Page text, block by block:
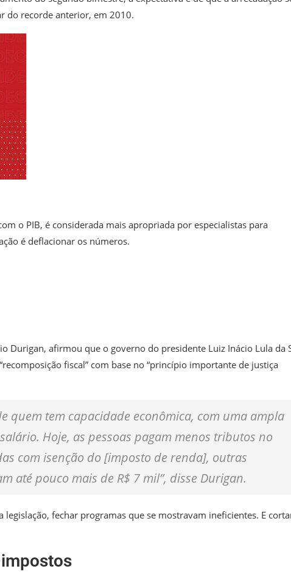
do recorde anterior, em 2010.
o PIB, é considerada mais apropriada por especialistas para
é deflacionar os números.
Durigan, afirmou que o governo do presidente Luiz Inácio Lula da
fiscal” com base no “princípio importante de justiça
quem tem capacidade econômica, com uma ampla
Hoje, as pessoas pagam menos tributos no
com isenção do [imposto de renda], outras
até pouco mais de R$ 7 mil”, disse Durigan.
legislação, fechar programas que se mostravam ineficientes. E